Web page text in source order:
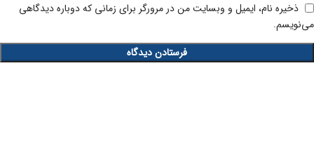
ذخیره نام، ایمیل و وبسایت من در مرورگر برای زمانی که دوباره دیدگاهی
می‌نویسم.